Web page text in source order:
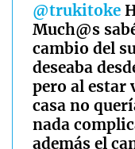
@trukitoke
Much@s
cambio del
deseaba
pero al estar
casa no
nada
además el